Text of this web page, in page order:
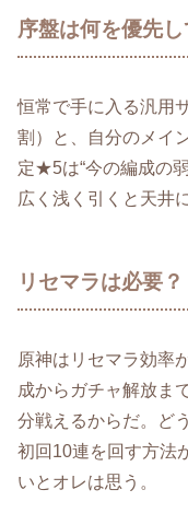
序盤は何を優先
恒常で手に入る汎用
割）と、自分のメイ
定★5は“今の編成の
広く浅く引くと天井
リセマラは必要？
原神はリセマラ効率
成からガチャ解放ま
分戦えるからだ。ど
初回10連を回す方法
いとオレは思う。